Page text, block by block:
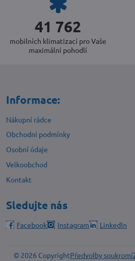
45 844
mobilních klimatizací pro Vaše
maximální pohodlí
Informace:
Nákupní rádce
Obchodní podmínky
Osobní údaje
Velkoobchod
Kontakt
Sledujte nás
Facebook Instagram LinkedIn
© 2026 CopyrightPředvolby soukromí